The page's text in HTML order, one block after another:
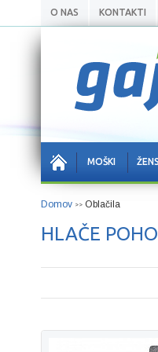
O NAS KONTAKTI
MOŠKI
Domov >> Oblačila
HLAČE